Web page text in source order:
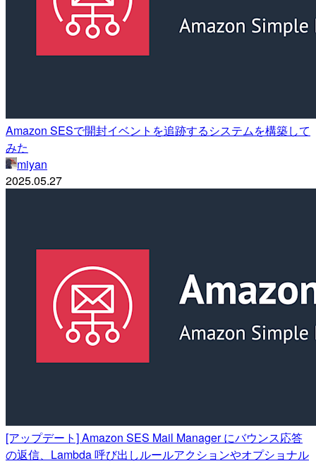
Amazon SESで開封イベントを追跡するシステムを構築して
みた
miyan
2025.05.27
[アップデート] Amazon SES Mail Manager にバウンス応答
の返信、Lambda 呼び出しルールアクションやオプショナル